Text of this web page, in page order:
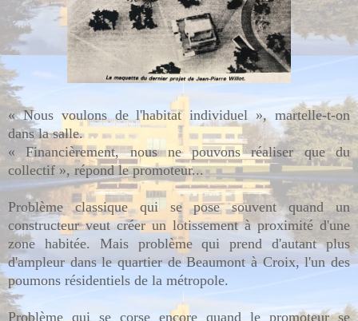
« Nous voulons de l'habitat individuel », martelle-t-on
dans la salle.
« Financièrement, nous ne pouvons réaliser que du
collectif », répond le promoteur...
Problème classique qui se pose souvent quand un
constructeur veut créer un lotissement à proximité d'une
zone habitée. Mais problème qui prend d'autant plus
d'ampleur dans le quartier de Beaumont à Croix, l'un des
poumons résidentiels de la métropole.
Problème qui se corse encore quand le promoteur se